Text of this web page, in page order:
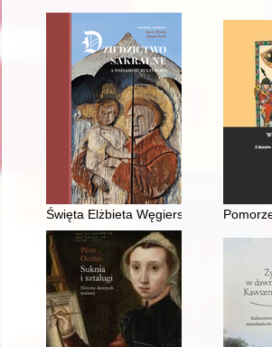
Święta Elżbieta Węgierska i wybrane